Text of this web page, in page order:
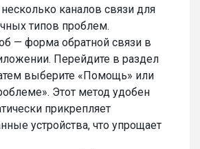
каналов связи для
типов проблем.
— форма обратной связи в
Перейдите в раздел
выберите «Помощь» или
Этот метод удобен
прикрепляет
устройства, что упрощает